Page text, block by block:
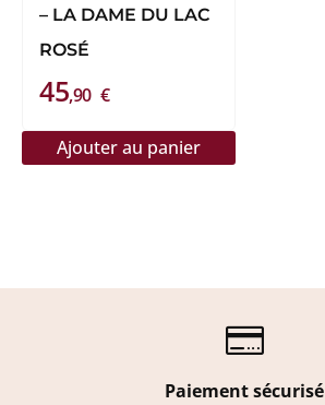
– LA DAME DU LAC
ROSÉ
45,90 €
Ajouter au panier

Paiement sécurisé